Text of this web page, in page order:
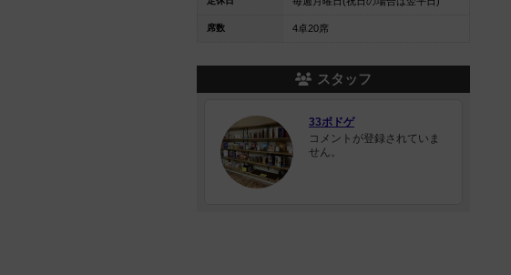
席数 4卓20席
スタッフ
33ボドゲ
コメントが登録されていま
せん。